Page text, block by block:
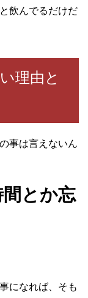
飲んでるだけだ
理由と
事は言えないん
とか忘
になれば、そも